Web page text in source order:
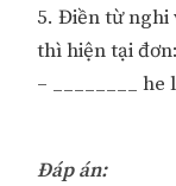
5. Điền từ nghi
thì hiện tại đơn:
– ________ he
Đáp án: